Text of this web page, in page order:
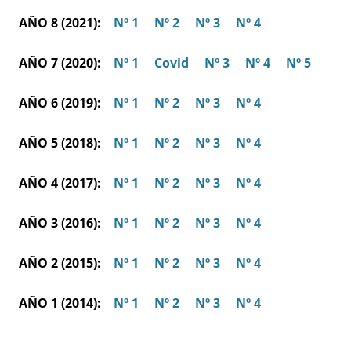
AÑO 8 (2021): Nº 1 Nº 2 Nº 3 Nº 4
AÑO 7 (2020): Nº 1 Covid Nº 3 Nº 4 Nº 5
AÑO 6 (2019): Nº 1 Nº 2 Nº 3 Nº 4
AÑO 5 (2018): Nº 1 Nº 2 Nº 3 Nº 4
AÑO 4 (2017): Nº 1 Nº 2 Nº 3 Nº 4
AÑO 3 (2016): Nº 1 Nº 2 Nº 3 Nº 4
AÑO 2 (2015): Nº 1 Nº 2 Nº 3 Nº 4
AÑO 1 (2014): Nº 1 Nº 2 Nº 3 Nº 4